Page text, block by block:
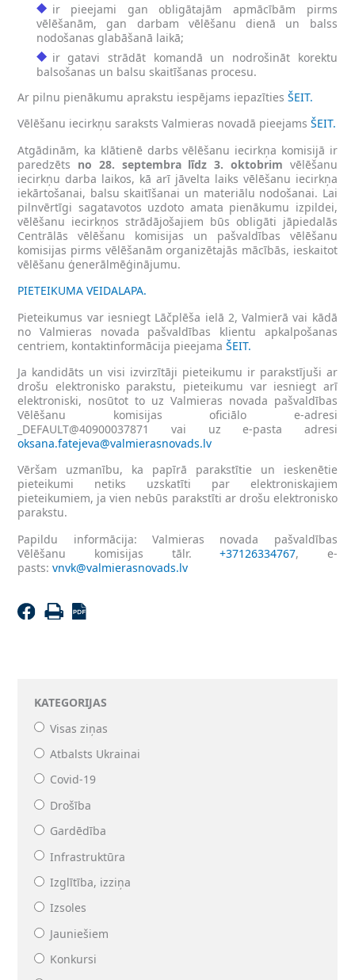
KATEGORIJAS
Visas ziņas
Atbalsts Ukrainai
Covid-19
Drošība
Gardēdība
Infrastruktūra
Izglītība, izziņa
Izsoles
Jauniešiem
Konkursi
ir pieejami gan obligātajām apmācībām pirms
vēlēšanām, gan darbam vēlēšanu dienā un balss
nodošanas glabāšanā laikā;
ir gatavi strādāt komandā un nodrošināt korektu
balsošanas un balsu skaitīšanas procesu.
Ar pilnu pienākumu aprakstu iespējams iepazītiesŠEIT.
Vēlēšanu iecirkņu saraksts Valmieras novadā pieejamsŠEIT.
Atgādinām, ka klātienē darbs vēlēšanu iecirkņa komisijā ir
paredzēts no 28. septembra līdz 3. oktobrim vēlēšanu
iecirkņu darba laikos, kā arī jāvelta laiks vēlēšanu iecirkņa
iekārtošanai, balsu skaitīšanai un materiālu nodošanai. Lai
pilnvērtīgi sagatavotos uzdoto amata pienākumu izpildei,
vēlēšanu iecirkņos strādājošajiem būs obligāti jāpiedalās
Centrālās vēlēšanu komisijas un pašvaldības vēlēšanu
komisijas pirms vēlēšanām organizētajās mācībās, ieskaitot
vēlēšanu ģenerālmēģinājumu.
PIETEIKUMA VEIDALAPA.
Pieteikumus var iesniegt Lāčplēša ielā 2, Valmierā vai kādā
no Valmieras novada pašvaldības klientu apkalpošanas
centriem, kontaktinformācija pieejamaŠEIT.
Ja kandidāts un visi izvirzītāji pieteikumu ir parakstījuši ar
drošu elektronisko parakstu, pieteikumu var iesniegt arī
elektroniski, nosūtot to uz Valmieras novada pašvaldības
Vēlēšanu komisijas oficiālo e-adresi
_DEFAULT@40900037871 vai uz e-pasta adresi
oksana.fatejeva@valmierasnovads.lv
Vēršam uzmanību, ka papīrā parakstītie un ieskenētie
pieteikumi netiks uzskatīti par elektroniskajiem
pieteikumiem, ja vien nebūs parakstīti ar drošu elektronisko
parakstu.
Papildu informācija: Valmieras novada pašvaldības
Vēlēšanu komisijas tālr.+37126334767, e-
pasts:vnvk@valmierasnovads.lv